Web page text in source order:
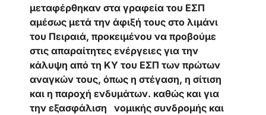
μεταφέρθηκαν στα γραφεία του ΕΣΠ
αμέσως μετά την άφιξή τους στο λιμάνι
του Πειραιά, προκειμένου να προβούμε
στις απαραίτητες ενέργειες για την
κάλυψη από τη ΚΥ του ΕΣΠ των πρώτων
αναγκών τους, όπως η στέγαση, η σίτιση
και η παροχή ενδυμάτων. καθώς και για
την εξασφάλιση νομικής συνδρομής και